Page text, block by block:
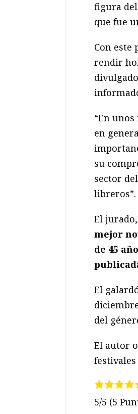
figura
que fue
Con
rendir
“En
en
su
sector
libreros”.
El
mejor
de 45
El
del
El autor
5/5 (5